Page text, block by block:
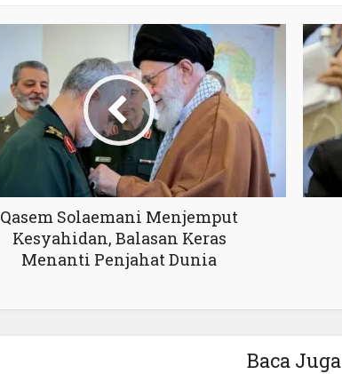
Qasem Solaemani Menjemput
Kesyahidan, Balasan Keras
Menanti Penjahat Dunia
Baca Juga